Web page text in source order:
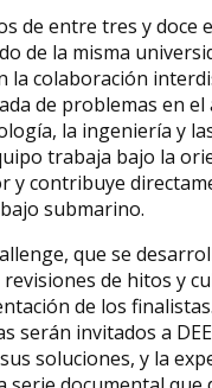
de entre tres y doce
de la misma
la colaboración
de problemas en el
la ingeniería y
trabaja bajo la
y contribuye
submarino.
que se
revisiones de hitos y
de los
serán invitados a
soluciones, y la